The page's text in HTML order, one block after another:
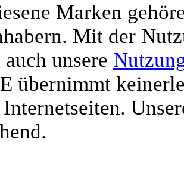
Marken
Mit der
auch unsere
übernimmt